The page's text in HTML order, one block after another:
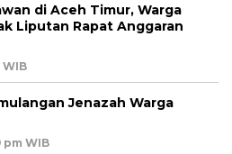
di Aceh Timur, Warga
Liputan Rapat Anggaran
WIB
Jenazah Warga
pm WIB